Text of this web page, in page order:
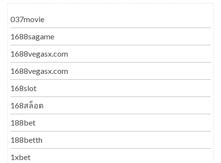
037movie
1688sagame
1688vegasx.com
1688vegasx.com
168slot
168สล็อต
188bet
188betth
1xbet